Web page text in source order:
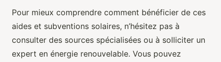
Pour mieux comprendre comment bénéficier de ces
aides et subventions solaires, n’hésitez pas à
consulter des sources spécialisées ou à solliciter un
expert en énergie renouvelable. Vous pouvez